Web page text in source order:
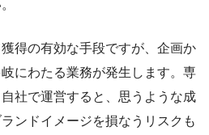
得の有効な手段ですが、企画か
にわたる業務が発生します。専
社で運営すると、思うような成
ンドイメージを損なうリスクも